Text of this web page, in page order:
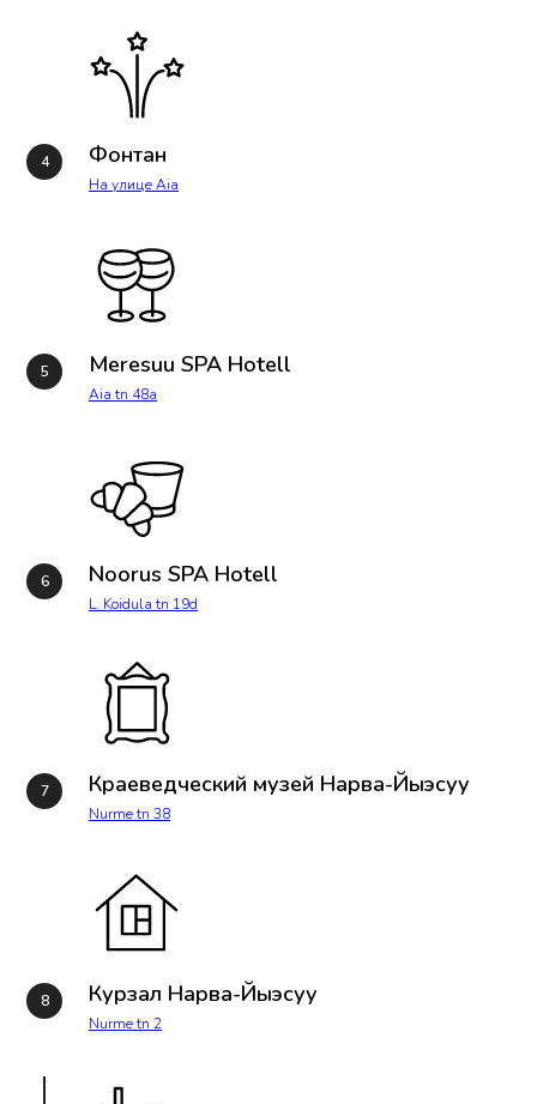
Фонтан
На улице Aia
Meresuu SPA Hotell
Aia tn 48a
Noorus SPA Hotell
L. Koidula tn 19d
Краеведческий музей Нарва-Йыэсуу
Nurme tn 38
Курзал Нарва-Йыэсуу
Nurme tn 2